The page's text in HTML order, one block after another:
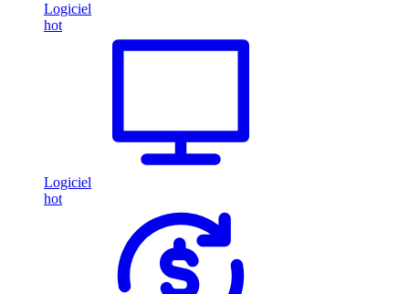
Logiciel
hot
Logiciel
hot